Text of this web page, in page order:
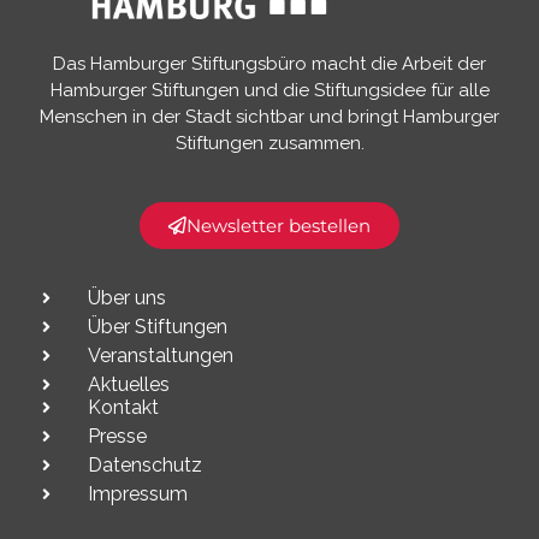
Das Hamburger Stiftungsbüro macht die Arbeit der
Hamburger Stiftungen und die Stiftungsidee für alle
Menschen in der Stadt sichtbar und bringt Hamburger
Stiftungen zusammen.​
Newsletter bestellen
Über uns
Über Stiftungen
Veranstaltungen
Aktuelles
Kontakt
Presse
Datenschutz
Impressum